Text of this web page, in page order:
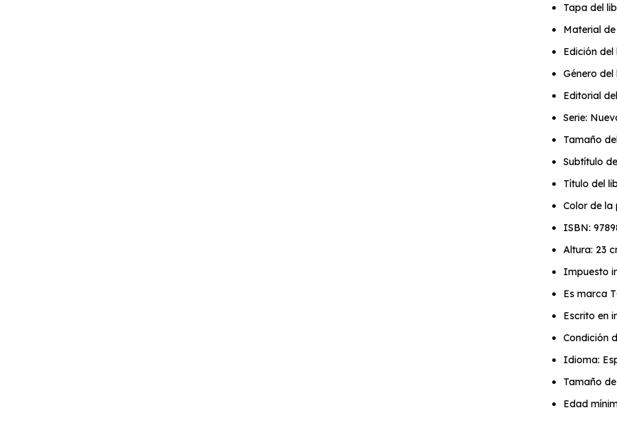
Tapa del
Material
Edición del
Género
Editorial
Serie:
Tamaño
Subtítulo
Título del
Color de
ISBN:
Altura: 23
Impuesto
Es marca
Escrito en
Condición
Idioma:
Tamaño
Edad